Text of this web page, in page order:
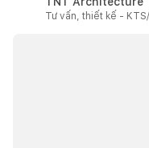
Tư vấn, thiết kế -